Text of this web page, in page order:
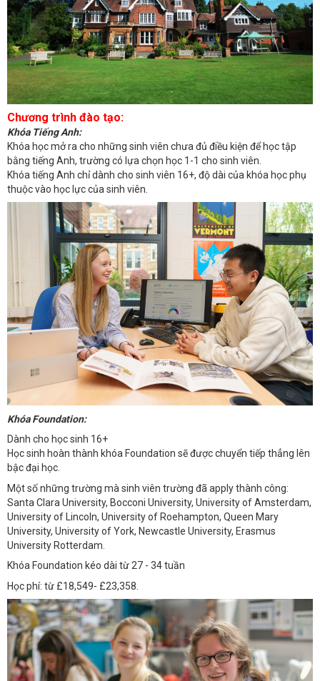
Chương trình đào tạo:
Khóa Tiếng Anh:
Khóa học mở ra cho những sinh viên chưa đủ điều kiện để học tập
bằng tiếng Anh, trường có lựa chọn học 1-1 cho sinh viên.
Khóa tiếng Anh chỉ dành cho sinh viên 16+, độ dài của khóa học phụ
thuộc vào học lực của sinh viên.
Khóa Foundation:
Dành cho học sinh 16+
Học sinh hoàn thành khóa Foundation sẽ được chuyển tiếp thẳng lên
bậc đại học.
Một số những trường mà sinh viên trường đã apply thành công:
Santa Clara University, Bocconi University, University of Amsterdam,
University of Lincoln, University of Roehampton, Queen Mary
University, University of York, Newcastle University, Erasmus
University Rotterdam.
Khóa Foundation kéo dài từ 27 - 34 tuần
Học phí: từ £18,549- £23,358.